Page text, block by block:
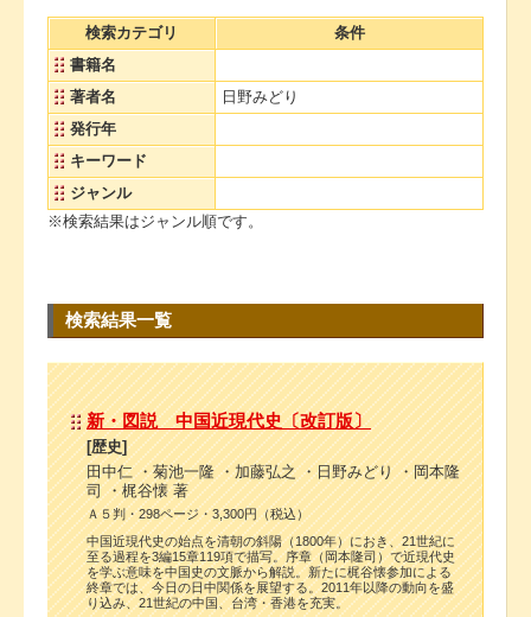
検索カテゴリ
条件
書籍名
著者名
日野みどり
発行年
キーワード
ジャンル
※検索結果はジャンル順です。
検索結果一覧
新・図説 中国近現代史〔改訂版〕
[歴史]
田中仁 ・菊池一隆 ・加藤弘之 ・日野みどり ・岡本隆
司 ・梶谷懐 著
Ａ５判・298ページ・3,300円（税込）
中国近現代史の始点を清朝の斜陽（1800年）におき、21世紀に
至る過程を3編15章119項で描写。序章（岡本隆司）で近現代史
を学ぶ意味を中国史の文脈から解説。新たに梶谷懐参加による
終章では、今日の日中関係を展望する。2011年以降の動向を盛
り込み、21世紀の中国、台湾・香港を充実。